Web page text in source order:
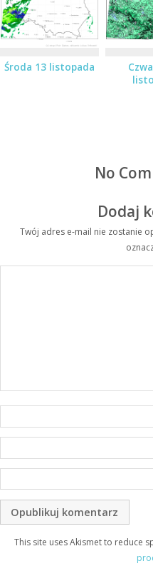
Środa 13 listopada
No
Dodaj
Twój adres e-mail nie zostanie
This site uses Akismet to reduce